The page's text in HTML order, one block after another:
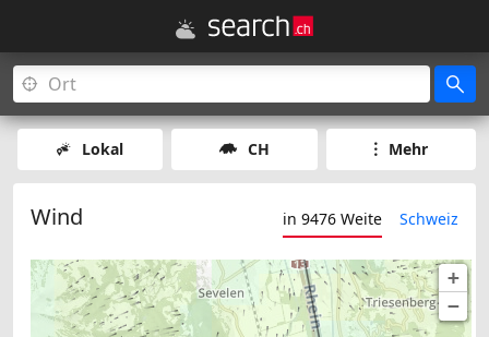
Lokal CH Mehr
Wind in 9476 Weite Schweiz
+
−